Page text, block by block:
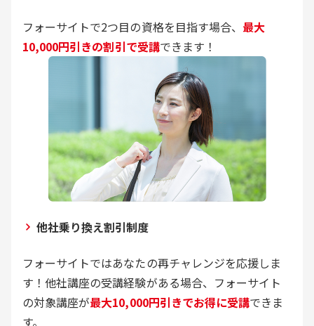
フォーサイトで2つ目の資格を目指す場合、 最大
10,000円引きの割引で受講できます！
他社乗り換え割引制度
フォーサイトではあなたの再チャレンジを応援しま
す！他社講座の受講経験がある場合、フォーサイト
の対象講座が最大10,000円引きでお得に受講できま
す。